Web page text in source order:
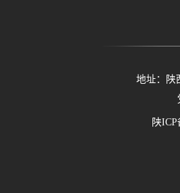
地址：陕
陕ICP